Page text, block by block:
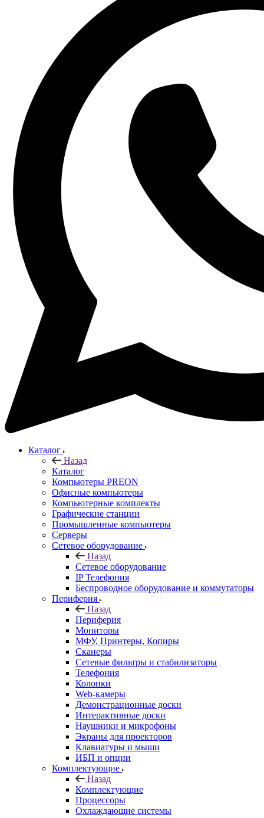
Каталог
Назад
Каталог
Компьютеры PREON
Офисные компьютеры
Компьютерные комплекты
Графические станции
Промышленные компьютеры
Серверы
Сетевое оборудование
Назад
Сетевое оборудование
IP Телефония
Беспроводное оборудование и коммутаторы
Периферия
Назад
Периферия
Мониторы
МФУ, Принтеры, Копиры
Сканеры
Сетевые фильтры и стабилизаторы
Телефония
Колонки
Web-камеры
Демонстрационные доски
Интерактивные доски
Наушники и микрофоны
Экраны для проекторов
Клавиатуры и мыши
ИБП и опции
Комплектующие
Назад
Комплектующие
Процессоры
Охлаждающие системы